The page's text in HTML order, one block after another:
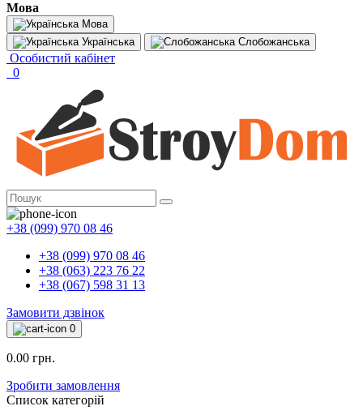
Мова
Мова
Українська
Слобожанська
Особистий кабінет
0
+38 (099) 970 08 46
+38 (099) 970 08 46
+38 (063) 223 76 22
+38 (067) 598 31 13
Замовити дзвінок
0
0.00 грн.
Зробити замовлення
Список категорій